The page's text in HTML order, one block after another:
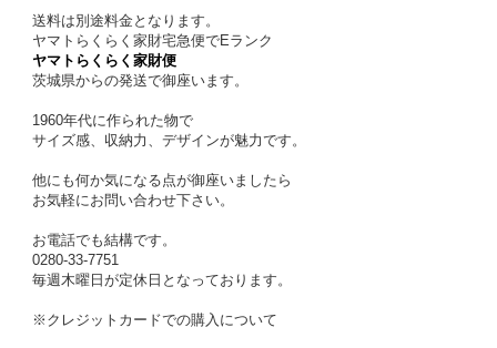
送料は別途料金となります。
ヤマトらくらく家財宅急便でEランク
ヤマトらくらく家財便
茨城県からの発送で御座います。
1960年代に作られた物で
サイズ感、収納力、デザインが魅力です。
他にも何か気になる点が御座いましたら
お気軽にお問い合わせ下さい。
お電話でも結構です。
0280-33-7751
毎週木曜日が定休日となっております。
※クレジットカードでの購入について